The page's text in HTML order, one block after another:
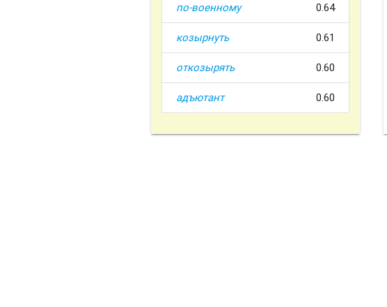
по-военному 0.64
козырнуть 0.61
откозырять 0.60
адъютант 0.60